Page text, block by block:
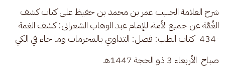
شرح العلامة الحبيب عمر بن محمد بن حفيظ على كتاب كشف
الغُمَّة عن جميع الأمة، للإمام عبد الوهاب الشعراني: كشف الغمة
-434- كتاب الطب: فصل: التداوي بالمحرمات وما جاء في الكي
صباح  الأربعاء 3 ذو الحجة 1447هـ